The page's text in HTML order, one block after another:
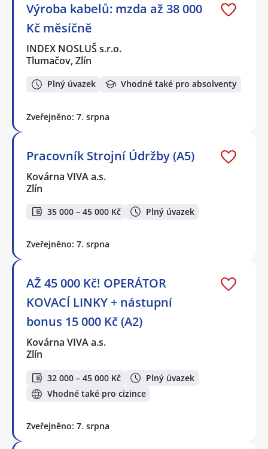
Výroba kabelů: mzda až 38 000
Kč měsíčně
INDEX NOSLUŠ s.r.o.
Tlumačov, Zlín
Plný úvazek Vhodné také pro absolventy
Zveřejněno: 7. srpna
Pracovník Strojní Údržby (A5)
Kovárna VIVA a.s.
Zlín
35 000 – 45 000 Kč Plný úvazek
Zveřejněno: 7. srpna
AŽ 45 000 Kč! OPERÁTOR
KOVACÍ LINKY + nástupní
bonus 15 000 Kč (A2)
Kovárna VIVA a.s.
Zlín
32 000 – 45 000 Kč
Plný úvazek
Vhodné také pro cizince
Zveřejněno: 7. srpna